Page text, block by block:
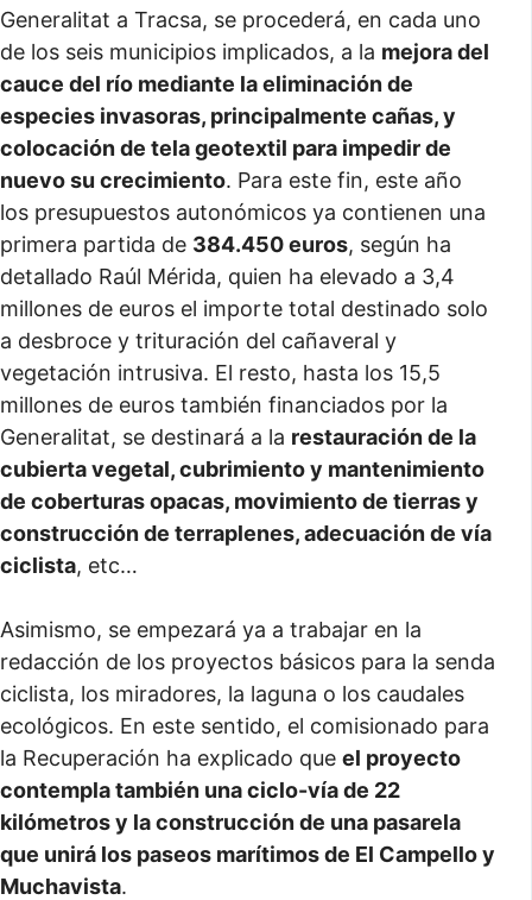
Generalitat a Tracsa, se procederá, en cada uno
de los seis municipios implicados, a la mejora del
cauce del río mediante la eliminación de
especies invasoras, principalmente cañas, y
colocación de tela geotextil para impedir de
nuevo su crecimiento. Para este fin, este año
los presupuestos autonómicos ya contienen una
primera partida de 384.450 euros, según ha
detallado Raúl Mérida, quien ha elevado a 3,4
millones de euros el importe total destinado solo
a desbroce y trituración del cañaveral y
vegetación intrusiva. El resto, hasta los 15,5
millones de euros también financiados por la
Generalitat, se destinará a la restauración de la
cubierta vegetal, cubrimiento y mantenimiento
de coberturas opacas, movimiento de tierras y
construcción de terraplenes, adecuación de vía
ciclista, etc…
Asimismo, se empezará ya a trabajar en la
redacción de los proyectos básicos para la senda
ciclista, los miradores, la laguna o los caudales
ecológicos. En este sentido, el comisionado para
la Recuperación ha explicado que el proyecto
contempla también una ciclo-vía de 22
kilómetros y la construcción de una pasarela
que unirá los paseos marítimos de El Campello y
Muchavista.